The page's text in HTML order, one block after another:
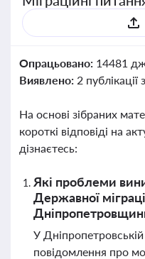
Опрацьовано: 14481
Виявлено: 2 публікації
На основі зібраних
короткі відповіді на
дізнаєтесь:
Які проблеми
Державної
У
повідомлення про